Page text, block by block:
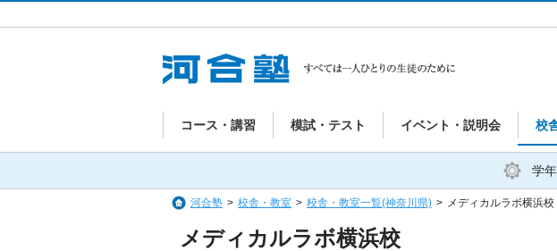
コース・講習 模試・テスト イベント・説明会 校
学
河合塾 > 校舎・教室 > 校舎・教室一覧(神奈川県) > メディカルラボ横浜校
メディカルラボ横浜校